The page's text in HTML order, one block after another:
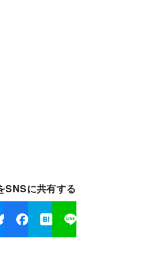
SNSに共有する